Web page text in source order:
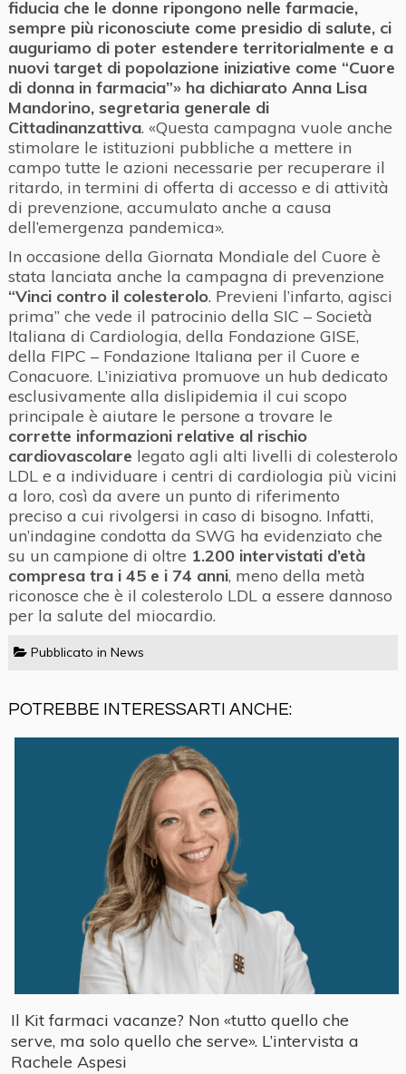
fiducia che le donne ripongono nelle farmacie,
sempre più riconosciute come presidio di salute, ci
auguriamo di poter estendere territorialmente e a
nuovi target di popolazione iniziative come “Cuore
di donna in farmacia”» ha dichiarato Anna Lisa
Mandorino, segretaria generale di
Cittadinanzattiva. «Questa campagna vuole anche
stimolare le istituzioni pubbliche a mettere in
campo tutte le azioni necessarie per recuperare il
ritardo, in termini di offerta di accesso e di attività
di prevenzione, accumulato anche a causa
dell’emergenza pandemica».
In occasione della Giornata Mondiale del Cuore è
stata lanciata anche la campagna di prevenzione
“Vinci contro il colesterolo. Previeni l’infarto, agisci
prima” che vede il patrocinio della SIC – Società
Italiana di Cardiologia, della Fondazione GISE,
della FIPC – Fondazione Italiana per il Cuore e
Conacuore. L’iniziativa promuove un hub dedicato
esclusivamente alla dislipidemia il cui scopo
principale è aiutare le persone a trovare le
corrette informazioni relative al rischio
cardiovascolare legato agli alti livelli di colesterolo
LDL e a individuare i centri di cardiologia più vicini
a loro, così da avere un punto di riferimento
preciso a cui rivolgersi in caso di bisogno. Infatti,
un’indagine condotta da SWG ha evidenziato che
su un campione di oltre 1.200 intervistati d’età
compresa tra i 45 e i 74 anni, meno della metà
riconosce che è il colesterolo LDL a essere dannoso
per la salute del miocardio.
Pubblicato in News
POTREBBE INTERESSARTI ANCHE:
Il Kit farmaci vacanze? Non «tutto quello che
serve, ma solo quello che serve». L’intervista a
Rachele Aspesi